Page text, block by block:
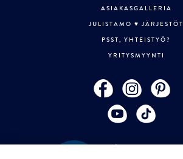
ASIAKASGALLERIA
JULISTAMO ♥ JÄRJESTÖT
PSST, YHTEISTYÖ?
YRITYSMYYNTI